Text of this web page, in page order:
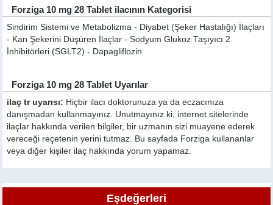
Forziga 10 mg 28 Tablet ilacının Kategorisi
Sindirim Sistemi ve Metabolizma - Diyabet (Şeker Hastalığı) İlaçları
- Kan Şekerini Düşüren İlaçlar - Sodyum Glukoz Taşıyıcı 2
İnhibitörleri (SGLT2) - Dapagliflozin
Forziga 10 mg 28 Tablet Uyarılar
ilaç tr uyarısı: Hiçbir ilacı doktorunuza ya da eczacınıza
danışmadan kullanmayınız. Unutmayınız ki, internet sitelerinde
ilaçlar hakkında verilen bilgiler, bir uzmanın sizi muayene ederek
vereceği reçetenin yerini tutmaz. Bu sayfada Forziga kullananlar
veya diğer kişiler ilaç hakkında yorum yapamaz.
Eşdeğerleri